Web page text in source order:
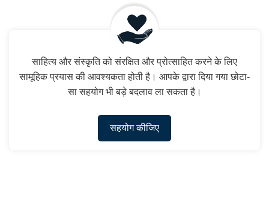
साहित्य और संस्कृति को संरक्षित और प्रोत्साहित करने के लिए
सामूहिक प्रयास की आवश्यकता होती है। आपके द्वारा दिया गया छोटा-
सा सहयोग भी बड़े बदलाव ला सकता है।
सहयोग कीजिए